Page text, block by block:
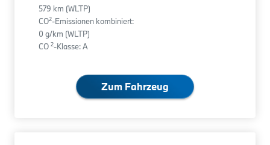
579 km (WLTP)
CO2-Emissionen kombiniert:
0 g/km (WLTP)
CO 2-Klasse: A
Zum Fahrzeug